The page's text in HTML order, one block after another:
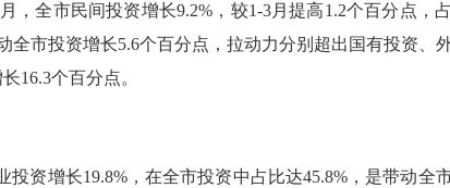
月，全市民间投资增长9.2% ，较1-3月提高1.2个百分点，
全市投资增长5.6个百分点，拉动力分别超出国有投资、
16.3个百分点。
投资增长19.8%，在全市投资中占比达45.8%，是带动全